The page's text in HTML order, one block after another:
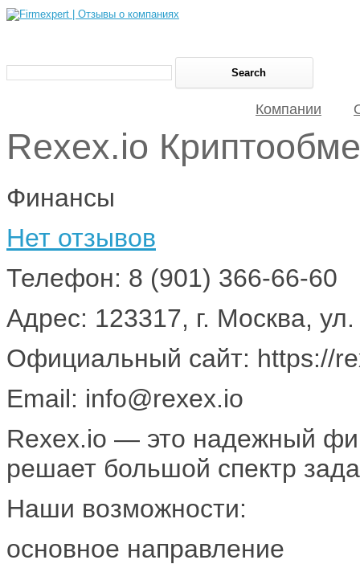
Компании
Rexex.io
Финансы
Нет отзывов
Телефон: 8 (901) 366-66-60
Адрес: 123317, г. Москва,
Официальный сайт: https://
Email: info@rexex.io
Rexex.io — это надежный
решает большой спектр
Наши возможности:
основное направление